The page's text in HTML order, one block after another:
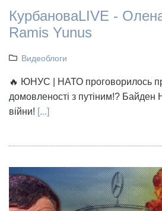
КурбановаLIVE -
Ramis Yunus
Видеоблоги
🔥 ЮНУС | НАТО проговорилось
домовленості з путіним!? Байден
війни! [...]